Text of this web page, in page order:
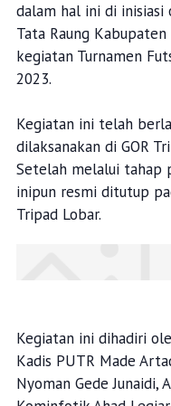
dalam hal ini di inisiasi
Tata Raung
kegiatan Turnamen
2023.
Kegiatan ini telah
dilaksanakan di GOR
Setelah melalui tahap
inipun resmi ditutup
Tripad Lobar.
Kegiatan ini dihadiri
Kadis PUTR Made
Nyoman Gede Junaidi,